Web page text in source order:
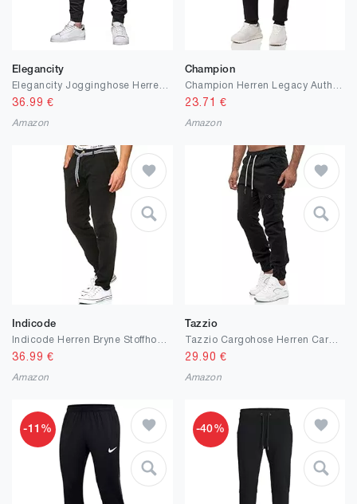
Elegancity
36.99 €
Amazon
Champion
23.71 €
Amazon
Indicode
36.99 €
Amazon
Tazzio
Tazzio Cargohose Herren Cargo Hose Jogger Chino Regular Fit Jeans 16610
29.90 €
Amazon
-11% -40%